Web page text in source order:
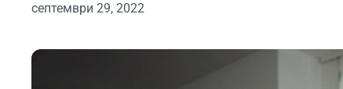
септември 29, 2022